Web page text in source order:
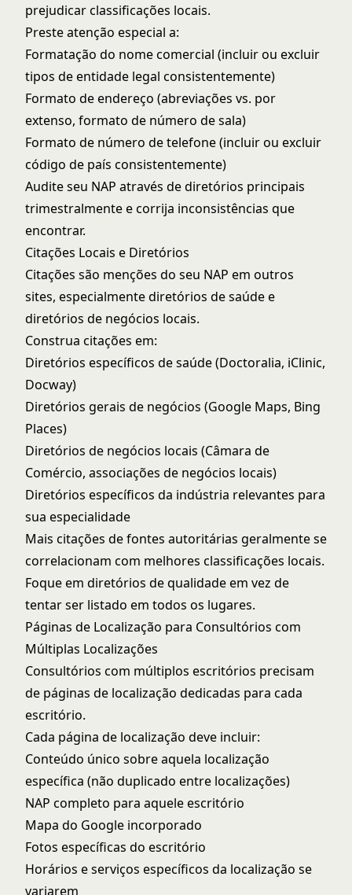
prejudicar classificações locais.
Preste atenção especial a:
Formatação do nome comercial (incluir ou excluir
tipos de entidade legal consistentemente)
Formato de endereço (abreviações vs. por
extenso, formato de número de sala)
Formato de número de telefone (incluir ou excluir
código de país consistentemente)
Audite seu NAP através de diretórios principais
trimestralmente e corrija inconsistências que
encontrar.
Citações Locais e Diretórios
Citações são menções do seu NAP em outros
sites, especialmente diretórios de saúde e
diretórios de negócios locais.
Construa citações em:
Diretórios específicos de saúde (Doctoralia, iClinic,
Docway)
Diretórios gerais de negócios (Google Maps, Bing
Places)
Diretórios de negócios locais (Câmara de
Comércio, associações de negócios locais)
Diretórios específicos da indústria relevantes para
sua especialidade
Mais citações de fontes autoritárias geralmente se
correlacionam com melhores classificações locais.
Foque em diretórios de qualidade em vez de
tentar ser listado em todos os lugares.
Páginas de Localização para Consultórios com
Múltiplas Localizações
Consultórios com múltiplos escritórios precisam
de páginas de localização dedicadas para cada
escritório.
Cada página de localização deve incluir:
Conteúdo único sobre aquela localização
específica (não duplicado entre localizações)
NAP completo para aquele escritório
Mapa do Google incorporado
Fotos específicas do escritório
Horários e serviços específicos da localização se
variarem